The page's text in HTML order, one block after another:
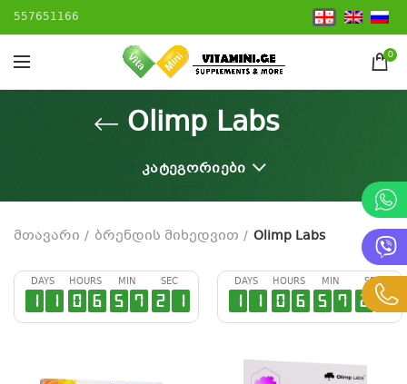
557651166
0
Olimp Labs
ᲙᲐᲢᲔᲒᲝᲠᲘᲔᲑᲘ
მთავარი ბრენდის მიხედვით Olimp Labs
DAYS
1 1
HOURS
0 6
MIN
5 7
SEC
2 0
DAYS
1 1
HOURS
0 6
MIN
5 7
SEC
2 0